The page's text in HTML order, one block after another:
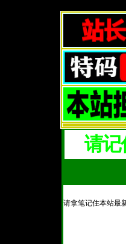
请记
请拿笔记住本站最